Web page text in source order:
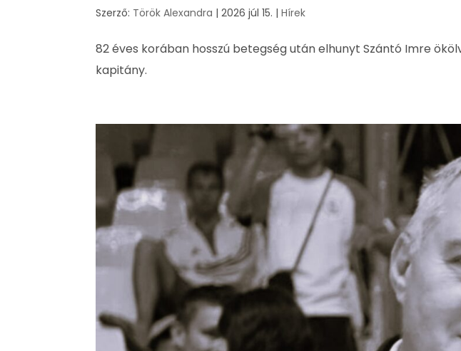
Szerző: Török Alexandra |2026 júl 15. |Hírek
82 éves korában hosszú betegség után elhunyt Szántó Imre
kapitány.